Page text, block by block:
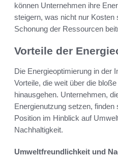
können Unternehmen ihre
steigern, was nicht nur Kosten
Schonung der Ressourcen
Vorteile der
Die Energieoptimierung in der
Vorteile, die weit über die
hinausgehen. Unternehmen,
Energienutzung setzen,
Position im Hinblick auf
Nachhaltigkeit.
Umweltfreundlichkeit und